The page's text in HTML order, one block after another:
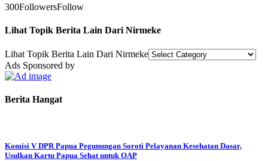
300FollowersFollow
Lihat Topik Berita Lain Dari Nirmeke
Lihat Topik Berita Lain Dari Nirmeke
Ads Sponsored by
Berita Hangat
Komisi V DPR Papua Pegunungan Soroti Pelayanan Kesehatan Dasar,
Usulkan Kartu Papua Sehat untuk OAP